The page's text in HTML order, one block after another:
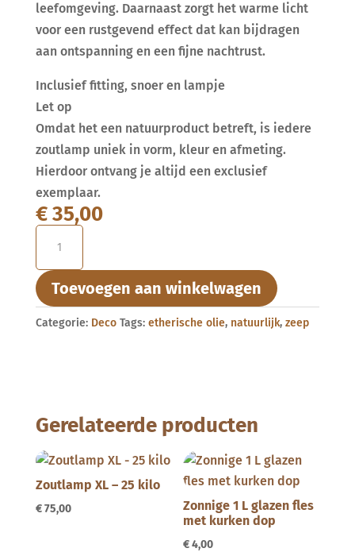
leefomgeving. Daarnaast zorgt het warme licht
voor een rustgevend effect dat kan bijdragen
aan ontspanning en een fijne nachtrust.
Inclusief fitting, snoer en lampje
Let op
Omdat het een natuurproduct betreft, is iedere
zoutlamp uniek in vorm, kleur en afmeting.
Hierdoor ontvang je altijd een exclusief
exemplaar.
€35,00
10
kilo
aantal
Toevoegen aan winkelwagen
Categorie: Deco Tags: etherische olie, natuurlijk, zeep
Gerelateerde producten
Zoutlamp XL – 25 kilo
€75,00
Zonnige 1 L glazen fles
met kurken dop
€4,00